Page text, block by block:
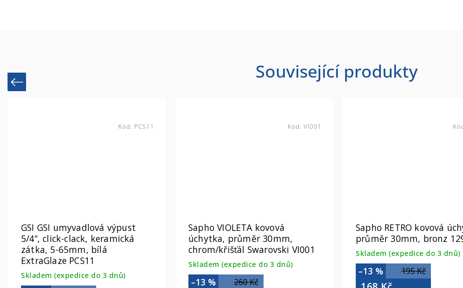
Související produkty
Previous
GSI GSI umyvadlová výpust
5/4“, click-clack, keramická
zátka, 5-65mm, bílá
ExtraGlaze PCS11
Skladem (expedice do 3 dnů)
Kód: PCS11
Sapho VIOLETA kovová
úchytka, průměr 30mm,
chrom/křišťál Swarovski VI001
Skladem (expedice do 3 dnů)
260 Kč
–13 %
Kód: VI001
Sapho RETRO kovová
průměr 30mm, bronz
Skladem (expedice do 3 dnů)
195 Kč
–13 %